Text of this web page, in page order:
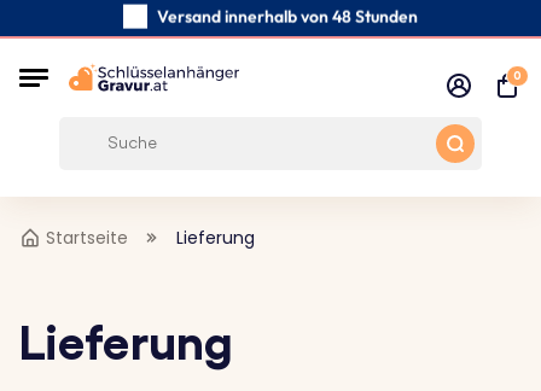
Versand innerhalb von 48 Stunden
0
Startseite Lieferung
Lieferung